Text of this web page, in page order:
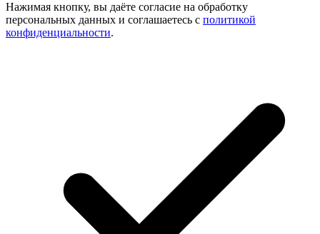
Нажимая кнопку, вы даёте согласие на обработку
персональных данных и соглашаетесь с политикой
конфиденциальности.